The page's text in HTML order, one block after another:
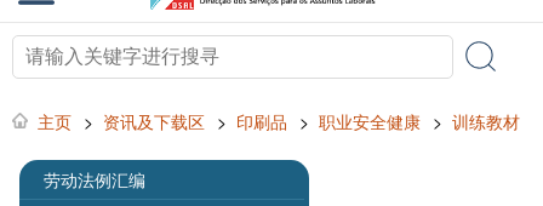
主页 > 资讯及下载区 > 印刷品 > 职业安全健康 > 训练教材
劳动法例汇编